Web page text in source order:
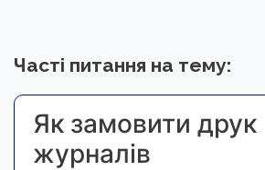
Часті питання на тему:
Як замовити друк
журналів